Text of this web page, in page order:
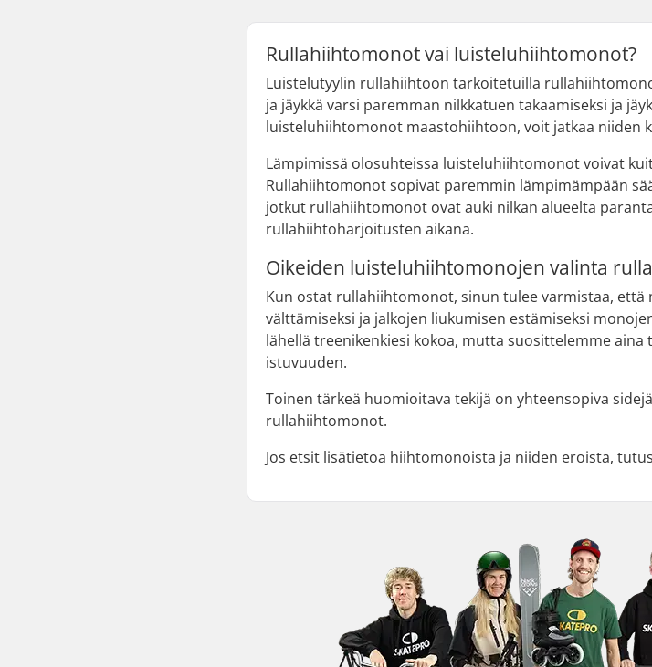
Rullahiihtomonot vai luisteluhiihtomonot?
Luistelutyylin rullahiihtoon tarkoitetuilla
ja jäykkä varsi paremman nilkkatuen takaamiseksi ja
luisteluhiihtomonot maastohiihtoon, voit jatkaa niiden
Lämpimissä olosuhteissa luisteluhiihtomonot voivat
Rullahiihtomonot sopivat paremmin lämpimämpään
jotkut rullahiihtomonot ovat auki nilkan alueelta
rullahiihtoharjoitusten aikana.
Oikeiden luisteluhiihtomonojen valinta
Kun ostat rullahiihtomonot, sinun tulee varmistaa, että
välttämiseksi ja jalkojen liukumisen estämiseksi
lähellä treenikenkiesi kokoa, mutta suosittelemme
istuvuuden.
Toinen tärkeä huomioitava tekijä on yhteensopiva
rullahiihtomonot.
Jos etsit lisätietoa hiihtomonoista ja niiden eroista,